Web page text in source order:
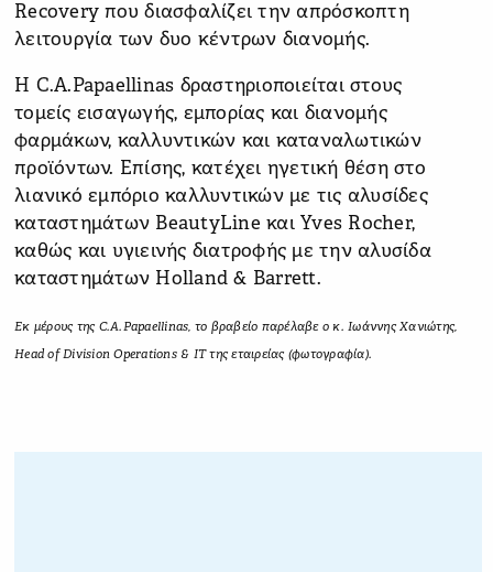
Recovery που διασφαλίζει την απρόσκοπτη
λειτουργία των δυο κέντρων διανομής.
Η C.A.Papaellinas δραστηριοποιείται στους
τομείς εισαγωγής, εμπορίας και διανομής
φαρμάκων, καλλυντικών και καταναλωτικών
προϊόντων. Επίσης, κατέχει ηγετική θέση στο
λιανικό εμπόριο καλλυντικών με τις αλυσίδες
καταστημάτων BeautyLine και Yves Rocher,
καθώς και υγιεινής διατροφής με την αλυσίδα
καταστημάτων Holland & Barrett.
Εκ μέρους της C.A.Papaellinas, το βραβείο παρέλαβε ο κ. Ιωάννης Χανιώτης,
Head of Division Operations & IT της εταιρείας (φωτογραφία).